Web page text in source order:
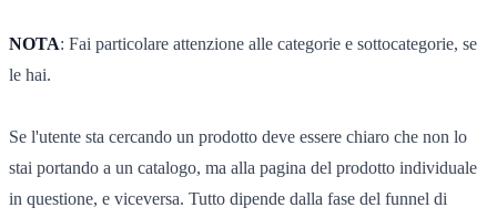
NOTA: Fai particolare attenzione alle categorie e sottocategorie, se
le hai.
Se l'utente sta cercando un prodotto deve essere chiaro che non lo
stai portando a un catalogo, ma alla pagina del prodotto individuale
in questione, e viceversa. Tutto dipende dalla fase del funnel di